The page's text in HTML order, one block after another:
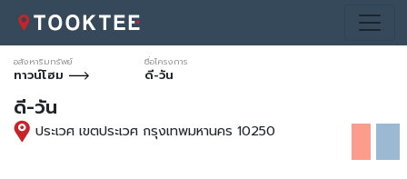
อสังหาริมทรัพย์
ทาวน์โฮม
ชื่อโครงการ
ดี-วัน
ดี-วัน
ประเวศ เขตประเวศ กรุงเทพมหานคร 10250